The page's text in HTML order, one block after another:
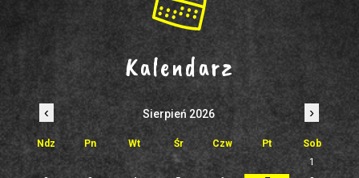
Kalendarz
‹ Sierpień 2026 ›
Ndz Pn Wt Śr Czw Pt
Sob
1